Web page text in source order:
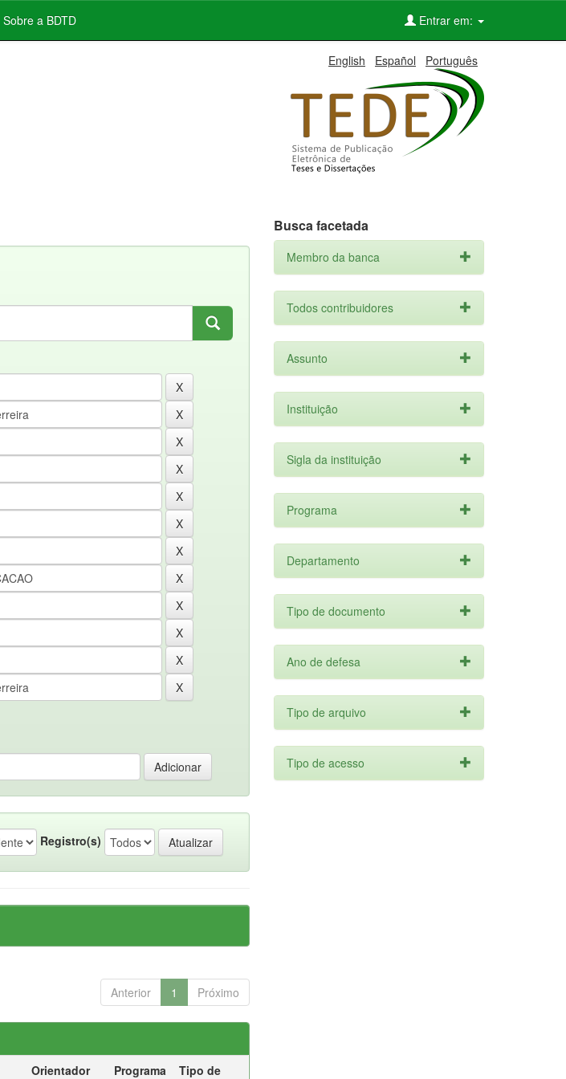
Sobre a BDTD Entrar em:
English Español Português
Registro(s)
Anterior 1 Próximo
Orientador Programa
Tipo de
Busca facetada
Membro da banca
Todos contribuidores
Assunto
Instituição
Sigla da instituição
Programa
Departamento
Tipo de documento
Ano de defesa
Tipo de arquivo
Tipo de acesso